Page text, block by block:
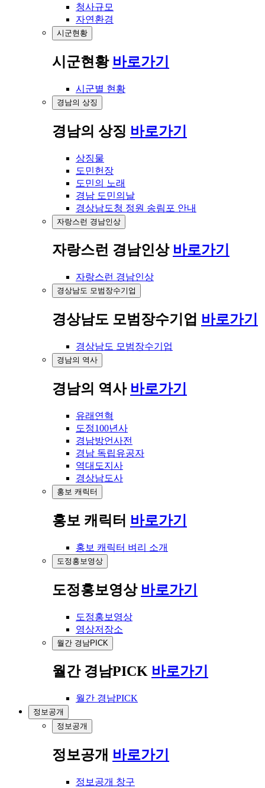
청사규모
자연환경
시군현황
시군현황 바로가기
시군별 현황
경남의 상징
경남의 상징 바로가기
상징물
도민헌장
도민의 노래
경남 도민의날
경상남도청 정원 송림포 안내
자랑스런 경남인상
자랑스런 경남인상 바로가기
자랑스런 경남인상
경상남도 모범장수기업
경상남도 모범장수기업 바로가기
경상남도 모범장수기업
경남의 역사
경남의 역사 바로가기
유래연혁
도정100년사
경남방언사전
경남 독립유공자
역대도지사
경상남도사
홍보 캐릭터
홍보 캐릭터 바로가기
홍보 캐릭터 벼리 소개
도정홍보영상
도정홍보영상 바로가기
도정홍보영상
영상저장소
월간 경남PICK
월간 경남PICK 바로가기
월간 경남PICK
정보공개
정보공개
정보공개 바로가기
정보공개 창구